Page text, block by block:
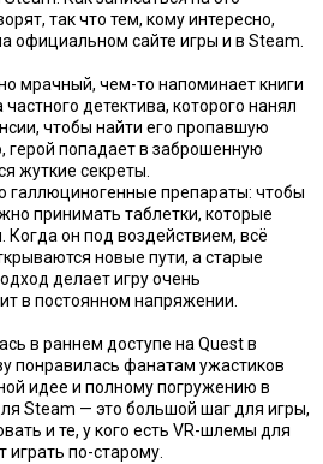
так что тем, кому интересно,
официальном сайте игры и в Steam.
мрачный, чем-то напоминает книги
детектива, которого нанял
чтобы найти его пропавшую
герой попадает в заброшенную
жуткие секреты.
галлюциногенные препараты: чтобы
принимать таблетки, которые
он под воздействием, всё
новые пути, а старые
делает игру очень
в постоянном напряжении.
в раннем доступе на Quest в
понравилась фанатам ужастиков
идее и полному погружению в
Steam — это большой шаг для игры,
и те, у кого есть VR-шлемы для
играть по-старому.